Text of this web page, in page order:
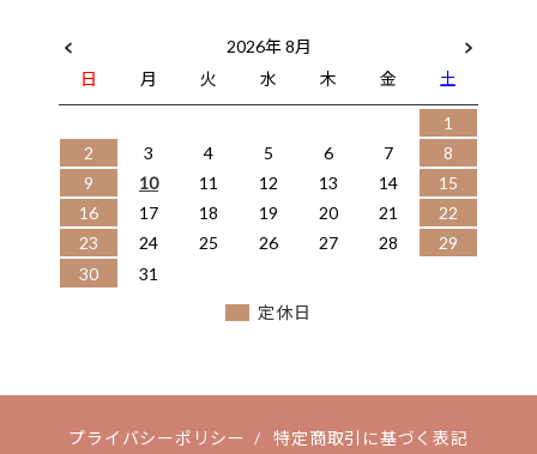
2026年 8月
日
月 火 水 木 金
土
1
2
3 4 5 6 7
8
9
10 11 12 13 14
15
16
17 18 19 20 21
22
23
24 25 26 27 28
29
30
31
定休日
プライバシーポリシー / 特定商取引に基づく表記